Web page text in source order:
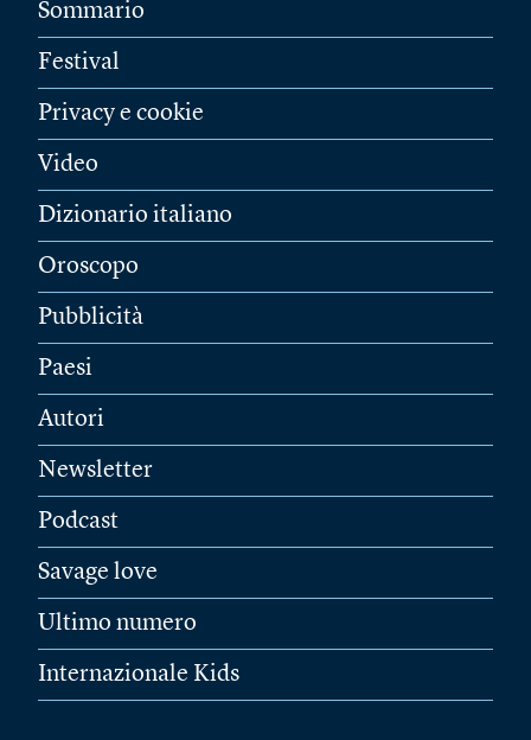
Sommario
Festival
Privacy e cookie
Video
Dizionario italiano
Oroscopo
Pubblicità
Paesi
Autori
Newsletter
Podcast
Savage love
Ultimo numero
Internazionale Kids